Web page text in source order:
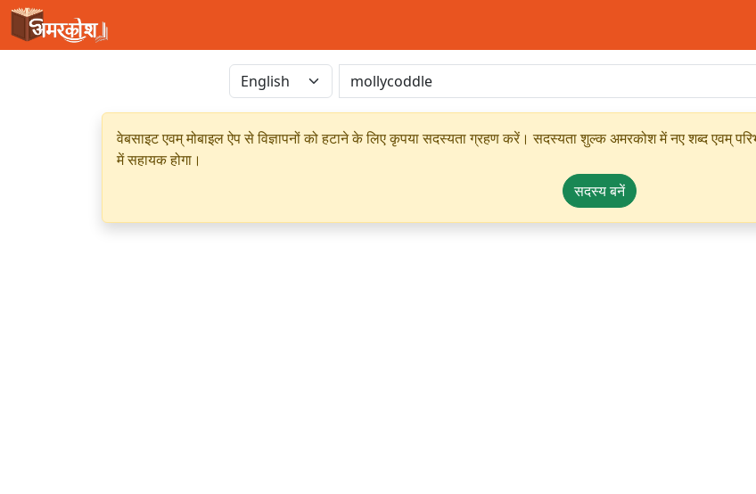
वेबसाइट एवम् मोबाइल ऐप से विज्ञापनों को हटाने के लिए कृपया सदस्यता ग्रहण करें। सदस्यता शुल्क अमरकोश में नए शब्द एवम्
में सहायक होगा।
सदस्य बनें